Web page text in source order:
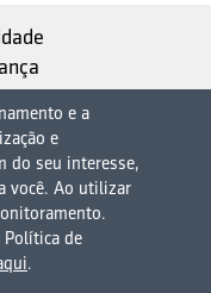
empresa do
75
1830, 15º
Edifício São Luiz -
e a
e
do seu interesse,
você. Ao utilizar
Política de
.